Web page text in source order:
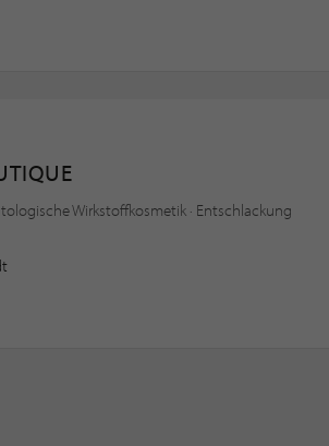
Wirkstoffkosmetik · Entschlackung